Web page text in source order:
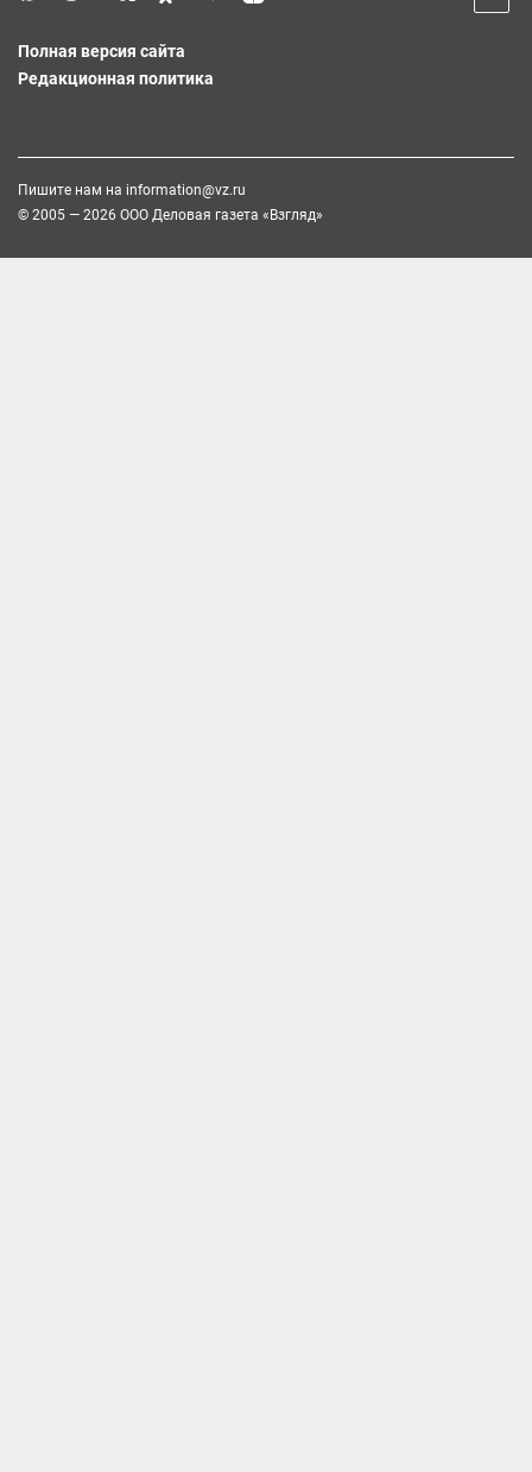
Полная версия сайта
Редакционная политика
Пишите нам на information@vz.ru
© 2005 — 2026 ООО Деловая газета «Взгляд»